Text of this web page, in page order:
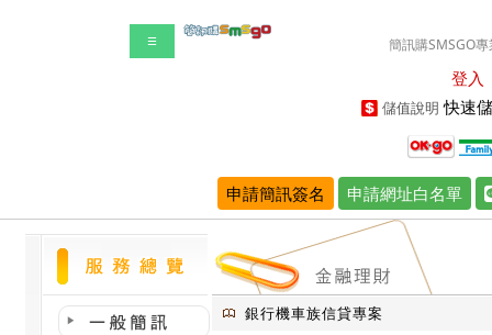
☰ 簡訊購SMSGO
登入
儲值說明 快速
申請簡訊簽名 申請網址白名單
銀行機車族信貸專案